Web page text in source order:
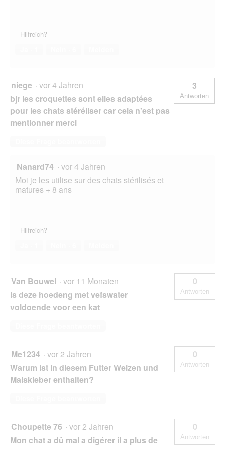
Hilfreich?
niege · vor 4 Jahren
bjr les croquettes sont elles adaptées
pour les chats stéréliser car cela n'est pas
mentionner merci
3
Antworten
Nanard74 · vor 4 Jahren
Moi je les utilise sur des chats stérilisés et
matures + 8 ans
Hilfreich?
Van Bouwel · vor 11 Monaten
Is deze hoedeng met vefswater
voldoende voor een kat
0
Antworten
Me1234 · vor 2 Jahren
Warum ist in diesem Futter Weizen und
Maiskleber enthalten?
0
Antworten
Choupette 76 · vor 2 Jahren
Mon chat a dû mal a digérer il a plus de
0
Antworten